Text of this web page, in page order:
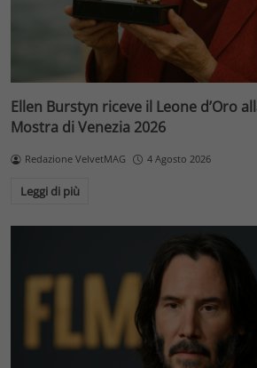
Ellen Burstyn riceve il Leone d’Oro
Mostra di Venezia 2026
Redazione VelvetMAG 4 Agosto 2026
Leggi di più